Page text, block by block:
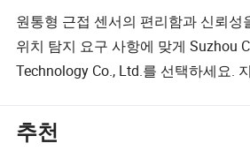
원통형 근접 센서의 편리함과 신뢰성
위치 탐지 요구 사항에 맞게 Suzhou
Technology Co., Ltd.를 선택하세요.
추천